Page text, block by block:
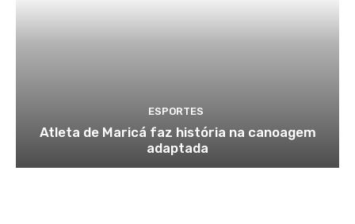
ESPORTES
Atleta de Maricá faz história na canoagem
adaptada